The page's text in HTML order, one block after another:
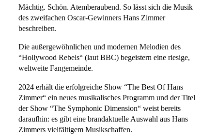
Mächtig. Schön. Atemberaubend. So lässt sich die Musik
des zweifachen Oscar-Gewinners Hans Zimmer
beschreiben.
Die außergewöhnlichen und modernen Melodien des
“Hollywood Rebels“ (laut BBC) begeistern eine riesige,
weltweite Fangemeinde.
2024 erhält die erfolgreiche Show “The Best Of Hans
Zimmer“ ein neues musikalisches Programm und der Titel
der Show “The Symphonic Dimension“ weist bereits
daraufhin: es gibt eine brandaktuelle Auswahl aus Hans
Zimmers vielfältigem Musikschaffen.